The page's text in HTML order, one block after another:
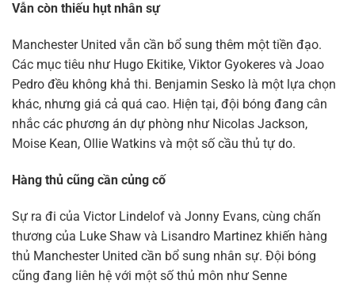
Vẫn còn thiếu hụt nhân sự
Manchester United vẫn cần bổ sung thêm một tiền đạo.
Các mục tiêu như Hugo Ekitike, Viktor Gyokeres và Joao
Pedro đều không khả thi. Benjamin Sesko là một lựa chọn
khác, nhưng giá cả quá cao. Hiện tại, đội bóng đang cân
nhắc các phương án dự phòng như Nicolas Jackson,
Moise Kean, Ollie Watkins và một số cầu thủ tự do.
Hàng thủ cũng cần củng cố
Sự ra đi của Victor Lindelof và Jonny Evans, cùng chấn
thương của Luke Shaw và Lisandro Martinez khiến hàng
thủ Manchester United cần bổ sung nhân sự. Đội bóng
cũng đang liên hệ với một số thủ môn như Senne